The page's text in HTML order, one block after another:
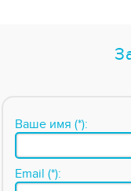
Ваше имя (*):
Email (*):